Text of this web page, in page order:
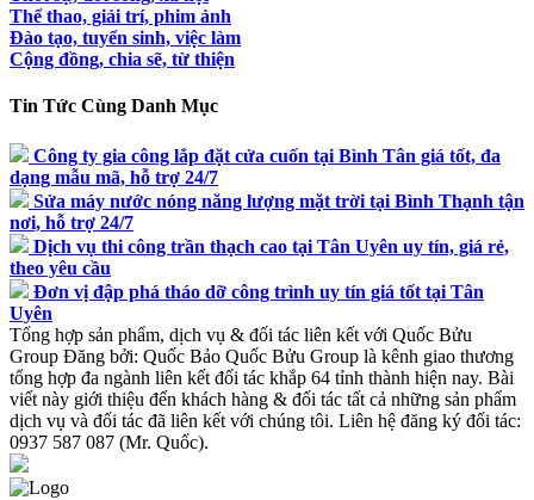
Thể thao, giải trí, phim ảnh
Đào tạo, tuyển sinh, việc làm
Cộng đồng, chia sẽ, từ thiện
Tin Tức Cùng Danh Mục
Công ty gia công lắp đặt cửa cuốn tại Bình Tân giá tốt, đa
dạng mẫu mã, hỗ trợ 24/7
Sửa máy nước nóng năng lượng mặt trời tại Bình Thạnh tận
nơi, hỗ trợ 24/7
Dịch vụ thi công trần thạch cao tại Tân Uyên uy tín, giá rẻ,
theo yêu cầu
Đơn vị đập phá tháo dỡ công trình uy tín giá tốt tại Tân
Uyên
Tổng hợp sản phẩm, dịch vụ & đối tác liên kết với Quốc Bửu
Group Đăng bởi: Quốc Bảo Quốc Bửu Group là kênh giao thương
tổng hợp đa ngành liên kết đối tác khắp 64 tỉnh thành hiện nay. Bài
viết này giới thiệu đến khách hàng & đối tác tất cả những sản phẩm
dịch vụ và đối tác đã liên kết với chúng tôi. Liên hệ đăng ký đối tác:
0937 587 087 (Mr. Quốc).